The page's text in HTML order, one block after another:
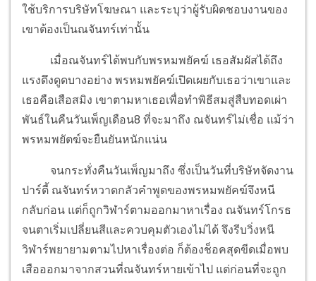
ใช้บริการบริษัทโฆษณา และระบุว่าผู้รับผิดชอบงานของ
เขาต้องเป็นณจันทร์เท่านั้น
เมื่อณจันทร์ได้พบกับพรหมพยัคฆ์ เธอสัมผัสได้ถึง
แรงดึงดูดบางอย่าง พรหมพยัคฆ์เปิดเผยกับเธอว่าเขาและ
เธอคือเสือสมิง เขาตามหาเธอเพื่อทำพิธีสมสู่สืบทอดเผ่า
พันธ์ในคืนวันเพ็ญเดือน8 ที่จะมาถึง ณจันทร์ไม่เชื่อ แม้ว่า
พรหมพยัตฆ์จะยืนยันหนักแน่น
จนกระทั่งคืนวันเพ็ญมาถึง ซึ่งเป็นวันที่บริษัทจัดงาน
ปาร์ตี้ ณจันทร์หวาดกลัวคำพูดของพรหมพยัคฆ์จึงหนี
กลับก่อน แต่ก็ถูกวิฬาร์ตามออกมาหาเรื่อง ณจันทร์โกรธ
จนตาเริ่มเปลี่ยนสีและควบคุมตัวเองไม่ได้ จึงรีบวิ่งหนี
วิฬาร์พยายามตามไปหาเรื่องต่อ ก็ต้องช็อคสุดขีดเมื่อพบ
เสือออกมาจากสวนที่ณจันทร์หายเข้าไป แต่ก่อนที่จะถูก